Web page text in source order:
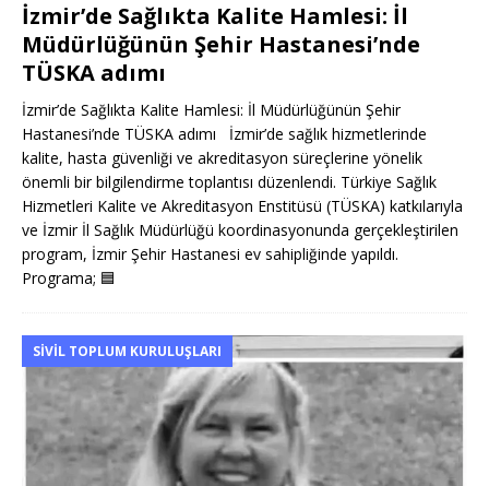
İzmir’de Sağlıkta Kalite Hamlesi: İl
Müdürlüğünün Şehir Hastanesi’nde
TÜSKA adımı
İzmir’de Sağlıkta Kalite Hamlesi: İl Müdürlüğünün Şehir
Hastanesi’nde TÜSKA adımı İzmir’de sağlık hizmetlerinde
kalite, hasta güvenliği ve akreditasyon süreçlerine yönelik
önemli bir bilgilendirme toplantısı düzenlendi. Türkiye Sağlık
Hizmetleri Kalite ve Akreditasyon Enstitüsü (TÜSKA) katkılarıyla
ve İzmir İl Sağlık Müdürlüğü koordinasyonunda gerçekleştirilen
program, İzmir Şehir Hastanesi ev sahipliğinde yapıldı.
Programa; 🟦
SIVIL TOPLUM KURULUŞLARI